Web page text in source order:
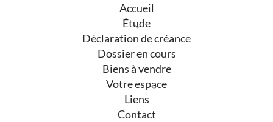
navigation
Accueil
Étude
Déclaration de créance
Dossier en cours
Biens à vendre
Votre espace
Liens
Contact